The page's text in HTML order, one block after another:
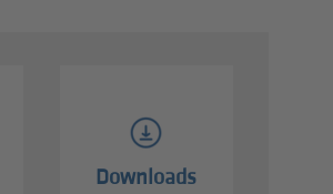
Downloads